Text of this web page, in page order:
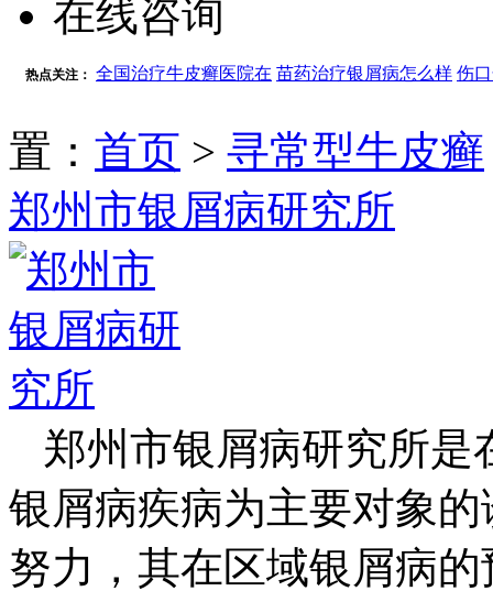
在线咨询
热点关注： 全国治疗牛皮癣医院在 苗药治疗银屑病怎么样 伤
置： 首页 > 寻常型牛皮癣
郑州市银屑病研究所
郑州市银屑病研究所是
银屑病疾病为主要对象
努力，其在区域银屑病